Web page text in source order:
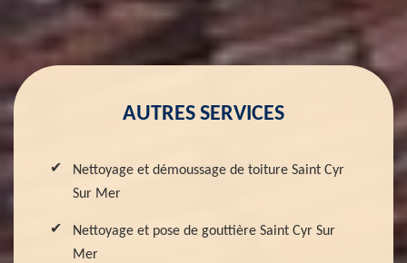
AUTRES SERVICES
Nettoyage et démoussage de toiture Saint Cyr
Sur Mer
Nettoyage et pose de gouttière Saint Cyr Sur
Mer